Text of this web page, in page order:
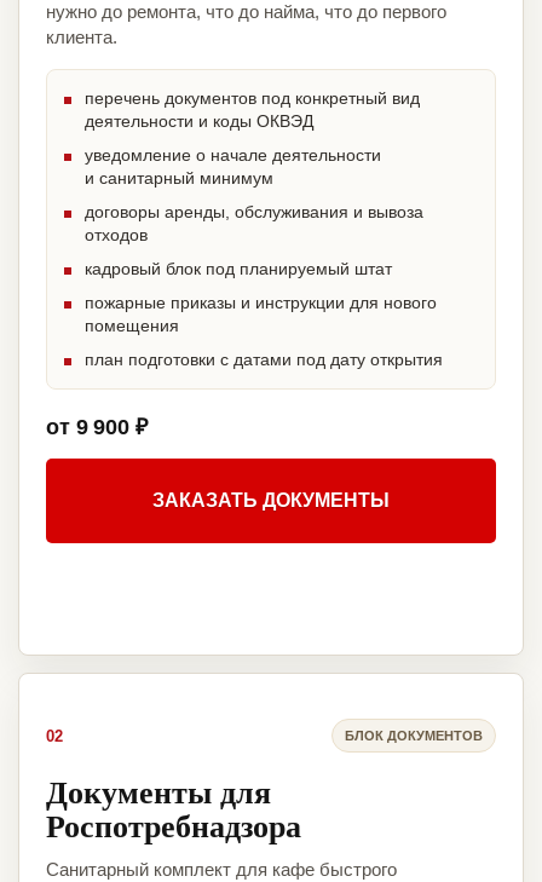
нужно до ремонта, что до найма, что до первого
клиента.
перечень документов под конкретный вид
деятельности и коды ОКВЭД
уведомление о начале деятельности
и санитарный минимум
договоры аренды, обслуживания и вывоза
отходов
кадровый блок под планируемый штат
пожарные приказы и инструкции для нового
помещения
план подготовки с датами под дату открытия
от 9 900 ₽
ЗАКАЗАТЬ ДОКУМЕНТЫ
02 БЛОК ДОКУМЕНТОВ
Документы для
Роспотребнадзора
Санитарный комплект для кафе быстрого